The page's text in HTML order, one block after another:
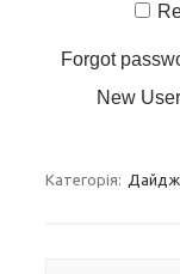
Forgot
New
Категорія: